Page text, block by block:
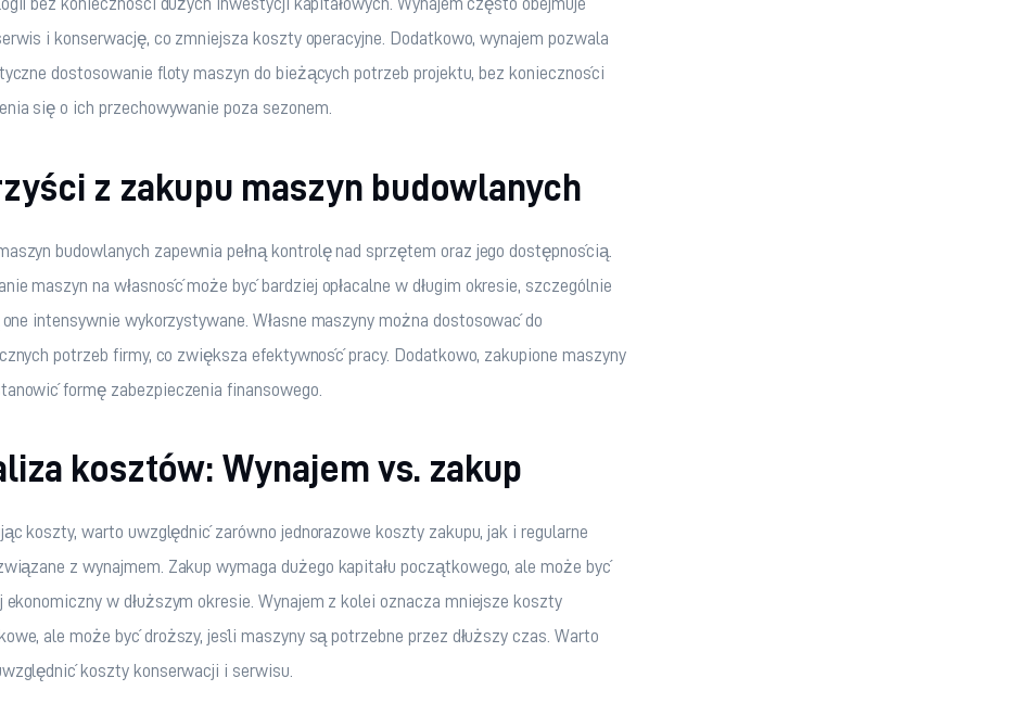
i konserwację, co zmniejsza koszty operacyjne. Dodatkowo, wynajem pozwala
dostosowanie floty maszyn do bieżących potrzeb projektu, bez konieczności
się o ich przechowywanie poza sezonem.
z zakupu maszyn budowlanych
budowlanych zapewnia pełną kontrolę nad sprzętem oraz jego dostępnością.
maszyn na własność może być bardziej opłacalne w długim okresie, szczególnie
intensywnie wykorzystywane. Własne maszyny można dostosować do
potrzeb firmy, co zwiększa efektywność pracy. Dodatkowo, zakupione maszyny
formę zabezpieczenia finansowego.
kosztów: Wynajem vs. zakup
koszty, warto uwzględnić zarówno jednorazowe koszty zakupu, jak i regularne
z wynajmem. Zakup wymaga dużego kapitału początkowego, ale może być
ekonomiczny w dłuższym okresie. Wynajem z kolei oznacza mniejsze koszty
ale może być droższy, jeśli maszyny są potrzebne przez dłuższy czas. Warto
koszty konserwacji i serwisu.